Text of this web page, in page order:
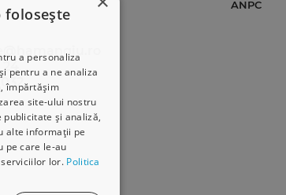
folosește
a personaliza
pentru a ne analiza
împărtășim
site-ului nostru
și analiză,
alte informații pe
pe care le-au
lor. Politica
ANPC